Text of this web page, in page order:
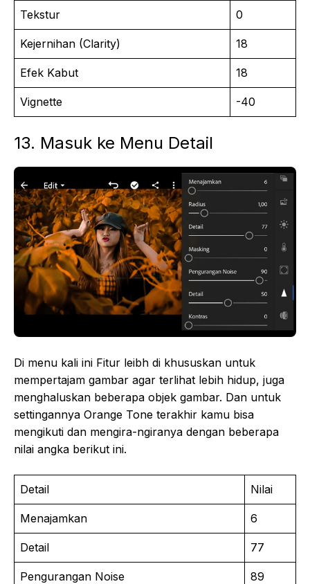
Tekstur 0
Kejernihan (Clarity) 18
Efek Kabut 18
Vignette -40
13. Masuk ke Menu Detail
Di menu kali ini Fitur leibh di khususkan untuk
mempertajam gambar agar terlihat lebih hidup, juga
menghaluskan beberapa objek gambar. Dan untuk
settingannya Orange Tone terakhir kamu bisa
mengikuti dan mengira-ngiranya dengan beberapa
nilai angka berikut ini.
Detail Nilai
Menajamkan 6
Detail 77
Pengurangan Noise 89